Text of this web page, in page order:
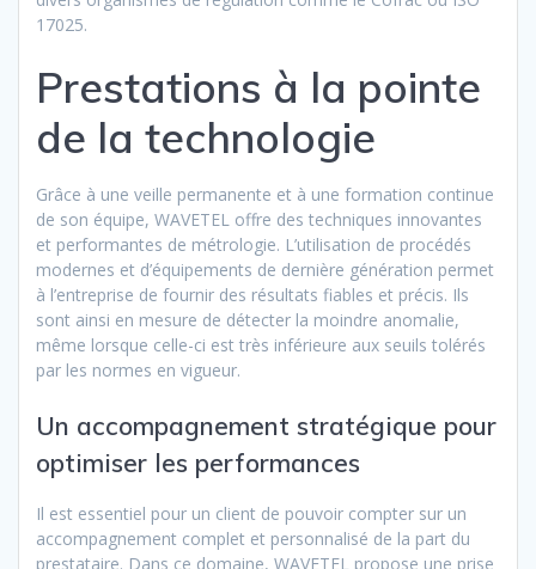
17025.
Prestations à la pointe
de la technologie
Grâce à une veille permanente et à une formation continue
de son équipe, WAVETEL offre des techniques innovantes
et performantes de métrologie. L’utilisation de procédés
modernes et d’équipements de dernière génération permet
à l’entreprise de fournir des résultats fiables et précis. Ils
sont ainsi en mesure de détecter la moindre anomalie,
même lorsque celle-ci est très inférieure aux seuils tolérés
par les normes en vigueur.
Un accompagnement stratégique pour
optimiser les performances
Il est essentiel pour un client de pouvoir compter sur un
accompagnement complet et personnalisé de la part du
prestataire. Dans ce domaine, WAVETEL propose une prise